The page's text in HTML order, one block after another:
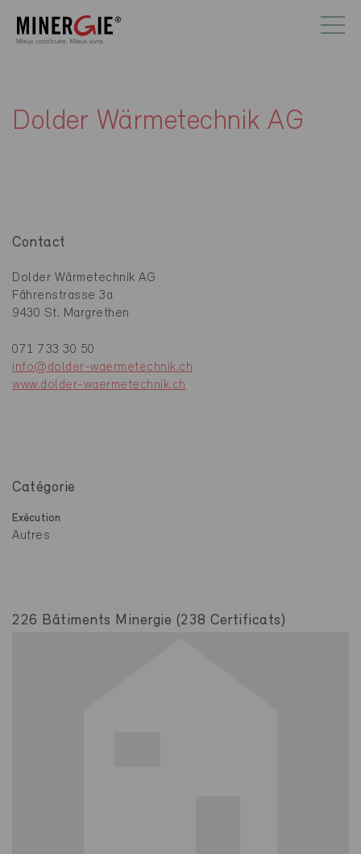
Dolder Wärmetechnik AG
Contact
Dolder Wärmetechnik AG
Fährenstrasse 3a
9430 St. Margrethen
071 733 30 50
info@dolder-waermetechnik.ch
www.dolder-waermetechnik.ch
Catégorie
Exécution
Autres
226 Bâtiments Minergie (238 Certificats)